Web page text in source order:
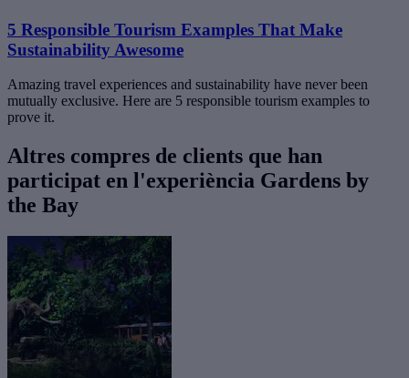
5 Responsible Tourism Examples That Make
Sustainability Awesome
Amazing travel experiences and sustainability have never been
mutually exclusive. Here are 5 responsible tourism examples to
prove it.
Altres compres de clients que han
participat en l'experiència Gardens by
the Bay